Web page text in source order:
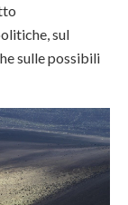
sul
sulle possibili